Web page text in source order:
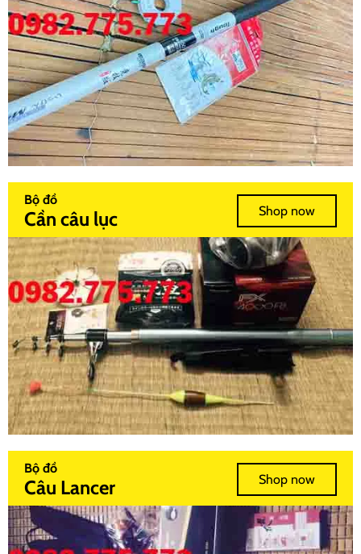
Bộ đồ
Cần câu lục Shop now
Bộ đồ
Câu Lancer Shop now